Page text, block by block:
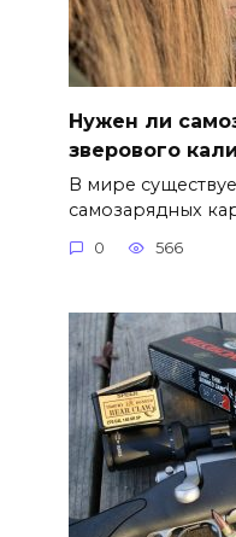
Нужен ли
зверового
В мире
самозарядных
0 566